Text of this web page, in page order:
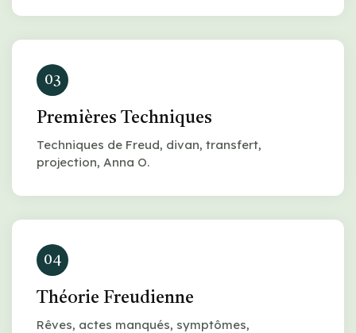
03
Premières Techniques
Techniques de Freud, divan, transfert,
projection, Anna O.
04
Théorie Freudienne
Rêves, actes manqués, symptômes,